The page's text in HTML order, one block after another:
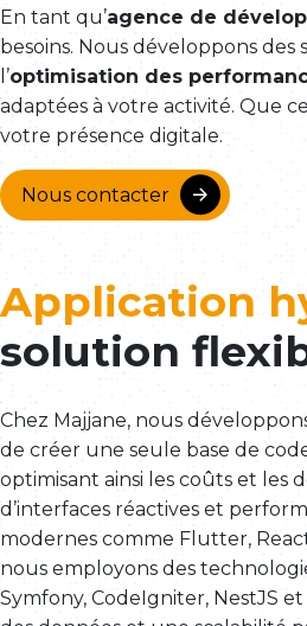
En tant qu’agence de
besoins. Nous développons
l’optimisation des
adaptées à votre activité. Que
votre présence digitale.
Nous contacter
Application
solution
Chez Majjane, nous
de créer une seule base de
optimisant ainsi les coûts et les
d’interfaces réactives et
modernes comme Flutter,
nous employons des
Symfony, CodeIgniter, NestJS